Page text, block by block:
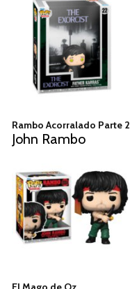
Rambo Acorralado Parte 2
John Rambo